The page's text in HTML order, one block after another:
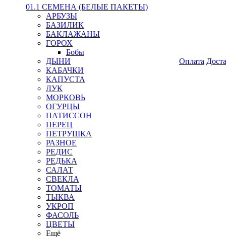
01.1 СЕМЕНА (БЕЛЫЕ ПАКЕТЫ)
АРБУЗЫ
БАЗИЛИК
БАКЛАЖАНЫ
ГОРОХ
Бобы
ДЫНИ
КАБАЧКИ
КАПУСТА
ЛУК
МОРКОВЬ
ОГУРЦЫ
ПАТИССОН
ПЕРЕЦ
ПЕТРУШКА
РАЗНОЕ
РЕДИС
РЕДЬКА
САЛАТ
СВЕКЛА
ТОМАТЫ
ТЫКВА
УКРОП
ФАСОЛЬ
ЦВЕТЫ
Ещё
Оплата